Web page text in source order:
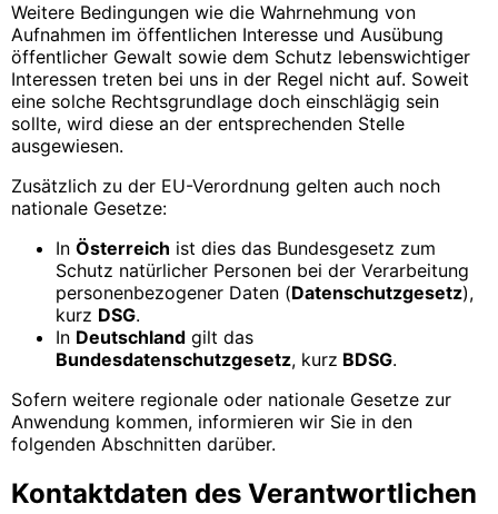
Weitere Bedingungen wie die Wahrnehmung von
Aufnahmen im öffentlichen Interesse und Ausübung
öffentlicher Gewalt sowie dem Schutz lebenswichtiger
Interessen treten bei uns in der Regel nicht auf. Soweit
eine solche Rechtsgrundlage doch einschlägig sein
sollte, wird diese an der entsprechenden Stelle
ausgewiesen.
Zusätzlich zu der EU-Verordnung gelten auch noch
nationale Gesetze:
In Österreich ist dies das Bundesgesetz zum
Schutz natürlicher Personen bei der Verarbeitung
personenbezogener Daten (Datenschutzgesetz),
kurz DSG.
In Deutschland gilt das
Bundesdatenschutzgesetz, kurz BDSG.
Sofern weitere regionale oder nationale Gesetze zur
Anwendung kommen, informieren wir Sie in den
folgenden Abschnitten darüber.
Kontaktdaten des Verantwortlichen